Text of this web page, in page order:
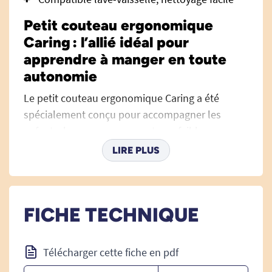
Petit couteau ergonomique
Caring : l’allié idéal pour
apprendre à manger en toute
autonomie
Le petit couteau ergonomique Caring a été
spécialement conçu pour accompagner les
préhension ou des difficultés motrices lors des
repas. Ce couteau allie sécurité, confort et
autonomie, encourageant l’apprentissage des
grande facilité d’utilisation. Son design étudié
la maison, à l’école ou en déplacement. Il
s’intègre parfaitement auxcouverts
LIRE PLUS
FICHE TECHNIQUE
Télécharger cette fiche en pdf